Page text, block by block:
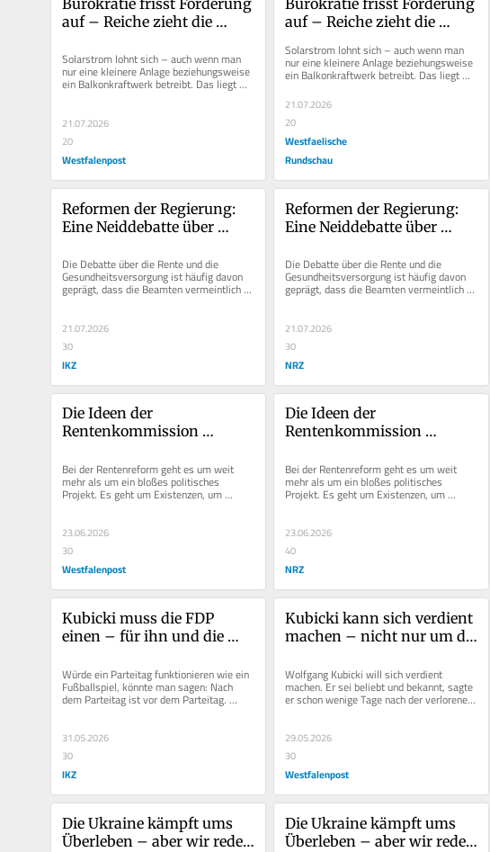
auf – Reiche zieht die
Solarstrom lohnt sich – auch wenn man
nur eine kleinere Anlage beziehungsweise
ein Balkonkraftwerk betreibt. Das liegt
21.07.2026
20
Westfalenpost
auf – Reiche zieht die
Solarstrom lohnt sich – auch wenn man
nur eine kleinere Anlage beziehungsweise
ein Balkonkraftwerk betreibt. Das liegt
21.07.2026
20
Westfaelische
Rundschau
Reformen der Regierung:
Eine Neiddebatte über
Beteiligten
Die Debatte über die Rente und die
Gesundheitsversorgung ist häufig davon
geprägt, dass die Beamten vermeintlich
bessergestellt sind. Ja, die...
21.07.2026
30
IKZ
Reformen der Regierung:
Eine Neiddebatte über
Beteiligten
Die Debatte über die Rente und die
Gesundheitsversorgung ist häufig davon
geprägt, dass die Beamten vermeintlich
bessergestellt sind. Ja, die...
21.07.2026
30
NRZ
Die Ideen der
Rentenkommission
umgesetzt werden
Bei der Rentenreform geht es um weit
mehr als um ein bloßes politisches
Projekt. Es geht um Existenzen, um
Menschen, die nach einem
23.06.2026
30
Westfalenpost
Die Ideen der
Rentenkommission
umgesetzt werden
Bei der Rentenreform geht es um weit
mehr als um ein bloßes politisches
Projekt. Es geht um Existenzen, um
Menschen, die nach einem
23.06.2026
40
NRZ
Kubicki muss die FDP
einen – für ihn und die
Spiel
Würde ein Parteitag funktionieren wie ein
Fußballspiel, könnte man sagen: Nach
dem Parteitag ist vor dem Parteitag.
Wolfgang Kubicki würde dem...
31.05.2026
30
IKZ
Kubicki kann sich verdient
machen – nicht nur um die
Wolfgang Kubicki will sich verdient
machen. Er sei beliebt und bekannt, sagte
er schon wenige Tage nach der verlorenen
Bundestagswahl im Februar 2025...
29.05.2026
30
Westfalenpost
Die Ukraine kämpft ums
Überleben – aber wir reden
Die Ukraine kämpft ums
Überleben – aber wir reden